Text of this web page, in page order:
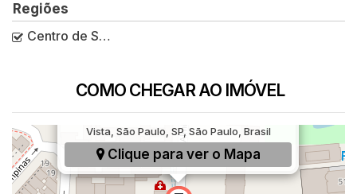
Regiões
Centro de São Paulo
COMO CHEGAR AO IMÓVEL
Rua Almirante Marques de Leão, 730, Bela
Vista, São Paulo, SP, São Paulo, Brasil
Clique para ver o Mapa